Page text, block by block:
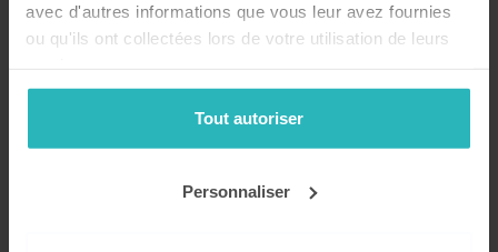
avec d'autres informations que vous leur avez fournies
ou qu'ils ont collectées lors de votre utilisation de leurs
Tout autoriser
Personnaliser
Catalogue